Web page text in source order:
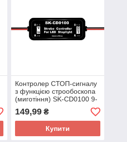
Контролер СТОП-сигналу
з функцією строобоскопа
(миготіння) SK-CD0100 9-
30В
149,99₴
Купити